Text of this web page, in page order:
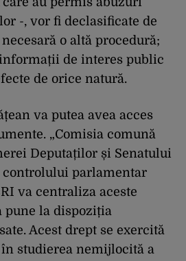
-, vor fi declasificate de
o altă procedură;
de interes public
de orice natură.
va putea avea acces
„Comisia comună
Deputaților și Senatului
controlului parlamentar
va centraliza aceste
pune la dispoziția
Acest drept se exercită
studierea nemijlocită a